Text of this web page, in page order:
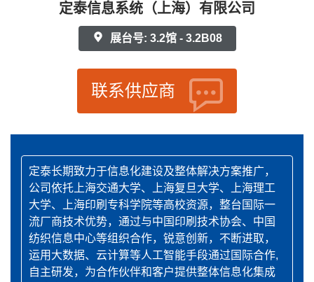
定泰信息系统（上海）有限公司
展台号: 3.2馆 - 3.2B08
联系供应商
定泰长期致力于信息化建设及整体解决方案推广，
公司依托上海交通大学、上海复旦大学、上海理工
大学、上海印刷专科学院等高校资源，整台国际一
流厂商技术优势，通过与中国印刷技术协会、中国
纺织信息中心等组织合作，锐意创新，不断进取，
运用大数据、云计算等人工智能手段通过国际合作,
自主研发，为合作伙伴和客户提供整体信息化集成